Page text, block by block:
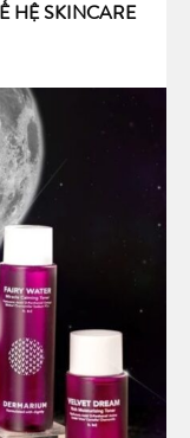
HỆ SKINCARE